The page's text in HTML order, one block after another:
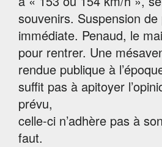
souvenirs. Suspension
immédiate. Penaud, le
pour rentrer. Une
rendue publique à
suffit pas à apitoyer
prévu,
celle-ci n’adhère pas à
faut.